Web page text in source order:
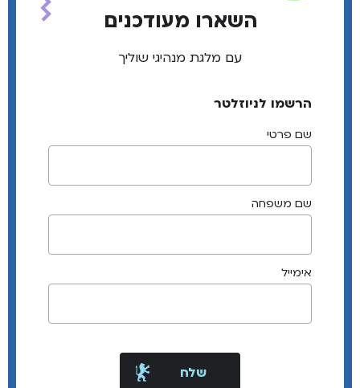
השארו מעודכנים
עם מלגת מנהיגי שוליך
הרשמו לניוזלטר
שם פרטי
שם משפחה
אימייל